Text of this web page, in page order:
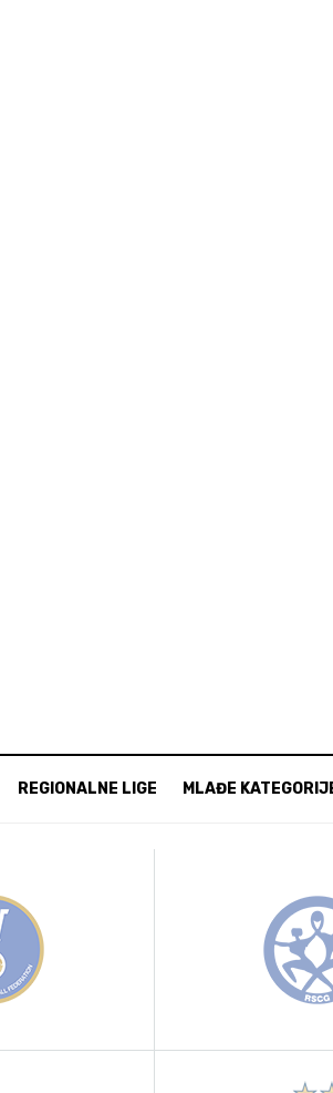
REGIONALNE LIGE MLAĐE